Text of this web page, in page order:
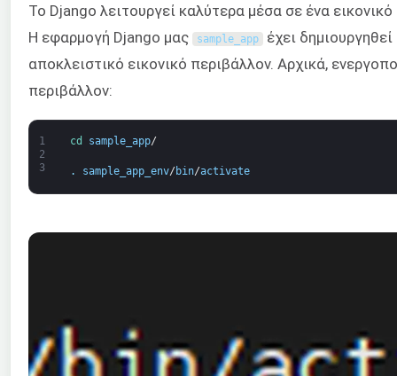
Το Django λειτουργεί καλύτερα μέσα σε ένα
Η εφαρμογή Django μας
sample_app έχει
αποκλειστικό εικονικό περιβάλλον. Αρχικά,
περιβάλλον:
1
2
3
cd sample_app/
. sample_app_env/ bin/activate